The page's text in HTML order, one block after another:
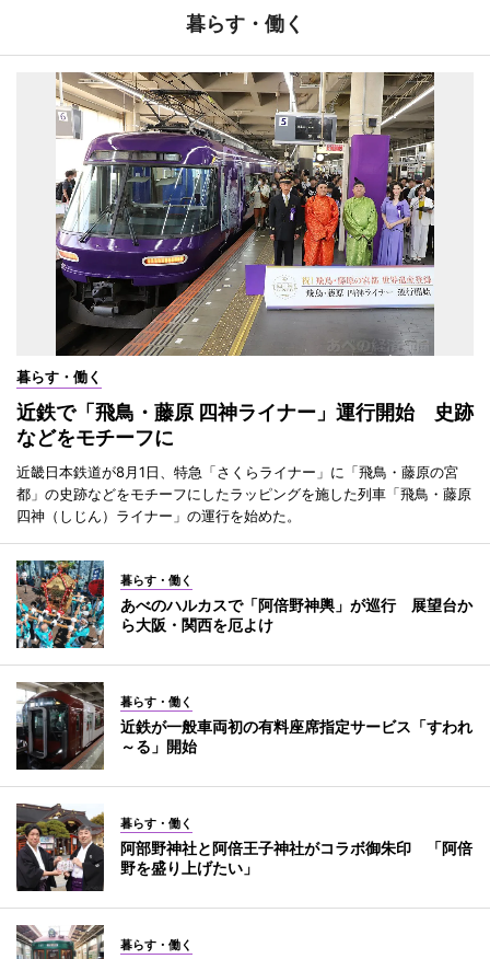
暮らす・働く
暮らす・働く
近鉄で「飛鳥・藤原 四神ライナー」運行開始 史跡
などをモチーフに
近畿日本鉄道が8月1日、特急「さくらライナー」に「飛鳥・藤原の宮
都」の史跡などをモチーフにしたラッピングを施した列車「飛鳥・藤原
四神（しじん）ライナー」の運行を始めた。
暮らす・働く
あべのハルカスで「阿倍野神輿」が巡行 展望台か
ら大阪・関西を厄よけ
暮らす・働く
近鉄が一般車両初の有料座席指定サービス「すわれ
～る」開始
暮らす・働く
阿部野神社と阿倍王子神社がコラボ御朱印 「阿倍
野を盛り上げたい」
暮らす・働く